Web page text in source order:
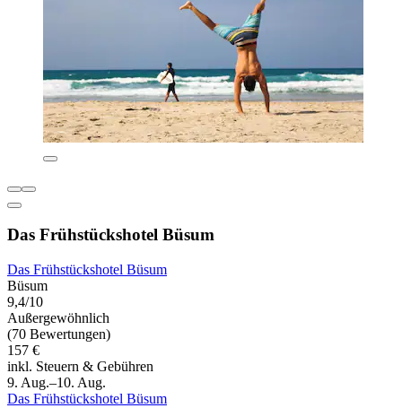
Das Frühstückshotel Büsum
Das Frühstückshotel Büsum
Büsum
9,4/10
Außergewöhnlich
(70 Bewertungen)
157 €
inkl. Steuern & Gebühren
9. Aug.–10. Aug.
Das Frühstückshotel Büsum